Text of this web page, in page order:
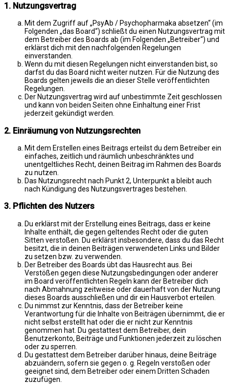
1. Nutzungsvertrag
Mit dem Zugriff auf „PsyAb / Psychopharmaka absetzen“ (im
Folgenden „das Board“) schließt du einen Nutzungsvertrag mit
dem Betreiber des Boards ab (im Folgenden „Betreiber“) und
erklärst dich mit den nachfolgenden Regelungen
einverstanden.
Wenn du mit diesen Regelungen nicht einverstanden bist, so
darfst du das Board nicht weiter nutzen. Für die Nutzung des
Boards gelten jeweils die an dieser Stelle veröffentlichten
Regelungen.
Der Nutzungsvertrag wird auf unbestimmte Zeit geschlossen
und kann von beiden Seiten ohne Einhaltung einer Frist
jederzeit gekündigt werden.
2. Einräumung von Nutzungsrechten
Mit dem Erstellen eines Beitrags erteilst du dem Betreiber ein
einfaches, zeitlich und räumlich unbeschränktes und
unentgeltliches Recht, deinen Beitrag im Rahmen des Boards
zu nutzen.
Das Nutzungsrecht nach Punkt 2, Unterpunkt a bleibt auch
nach Kündigung des Nutzungsvertrages bestehen.
3. Pflichten des Nutzers
Du erklärst mit der Erstellung eines Beitrags, dass er keine
Inhalte enthält, die gegen geltendes Recht oder die guten
Sitten verstoßen. Du erklärst insbesondere, dass du das Recht
besitzt, die in deinen Beiträgen verwendeten Links und Bilder
zu setzen bzw. zu verwenden.
Der Betreiber des Boards übt das Hausrecht aus. Bei
Verstößen gegen diese Nutzungsbedingungen oder anderer
im Board veröffentlichten Regeln kann der Betreiber dich
nach Abmahnung zeitweise oder dauerhaft von der Nutzung
dieses Boards ausschließen und dir ein Hausverbot erteilen.
Du nimmst zur Kenntnis, dass der Betreiber keine
Verantwortung für die Inhalte von Beiträgen übernimmt, die er
nicht selbst erstellt hat oder die er nicht zur Kenntnis
genommen hat. Du gestattest dem Betreiber, dein
Benutzerkonto, Beiträge und Funktionen jederzeit zu löschen
oder zu sperren.
Du gestattest dem Betreiber darüber hinaus, deine Beiträge
abzuändern, sofern sie gegen o. g. Regeln verstoßen oder
geeignet sind, dem Betreiber oder einem Dritten Schaden
zuzufügen.